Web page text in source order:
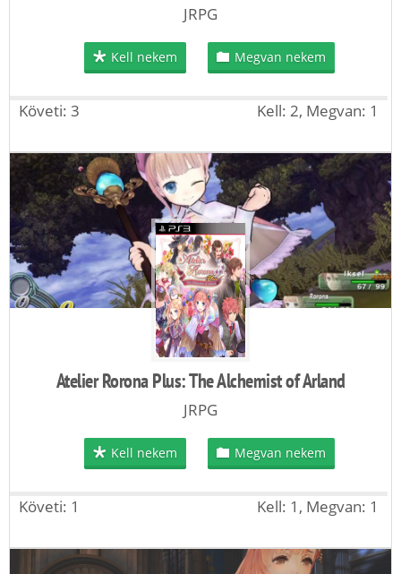
JRPG
Kell nekem Megvan nekem
Követi: 3 Kell: 2, Megvan: 1
Atelier Rorona Plus: The Alchemist of Arland
JRPG
Kell nekem Megvan nekem
Követi: 1 Kell: 1, Megvan: 1